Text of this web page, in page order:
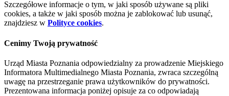
Szczegółowe informacje o tym, w jaki sposób używane są pliki
cookies, a także w jaki sposób można je zablokować lub usunąć,
znajdziesz w Polityce cookies.
Cenimy Twoją prywatność
Urząd Miasta Poznania odpowiedzialny za prowadzenie Miejskiego
Informatora Multimedialnego Miasta Poznania, zwraca szczególną
uwagę na przestrzeganie prawa użytkowników do prywatności.
Prezentowana informacja poniżej opisuje za co odpowiadają